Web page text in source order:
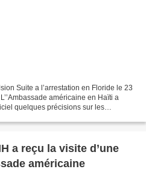
Suite a l’arrestation en Floride le 23
américaine en Haïti a
quelques précisions sur les
américaine